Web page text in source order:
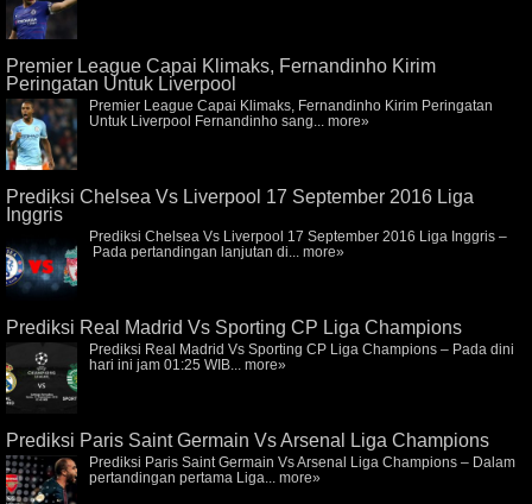
Premier League Capai Klimaks, Fernandinho Kirim
Peringatan Untuk Liverpool
Premier League Capai Klimaks, Fernandinho Kirim Peringatan
Untuk Liverpool Fernandinho sang... more»
Prediksi Chelsea Vs Liverpool 17 September 2016 Liga
Inggris
Prediksi Chelsea Vs Liverpool 17 September 2016 Liga Inggris –
Pada pertandingan lanjutan di... more»
Prediksi Real Madrid Vs Sporting CP Liga Champions
Prediksi Real Madrid Vs Sporting CP Liga Champions – Pada dini
hari ini jam 01:25 WIB... more»
Prediksi Paris Saint Germain Vs Arsenal Liga Champions
Prediksi Paris Saint Germain Vs Arsenal Liga Champions – Dalam
pertandingan pertama Liga... more»